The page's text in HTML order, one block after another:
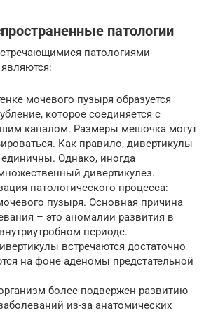
патологии
патологиями
мочевого пузыря образуется
которое соединяется с
каналом. Размеры мешочка могут
Как правило, дивертикулы
Однако, иногда
дивертикулез.
патологического процесса:
пузыря. Основная причина
– это аномалии развития в
периоде.
встречаются достаточно
на фоне аденомы предстательной
более подвержен развитию
из-за анатомических